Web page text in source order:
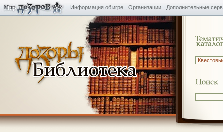
Информация об игре Организации Дополнительные